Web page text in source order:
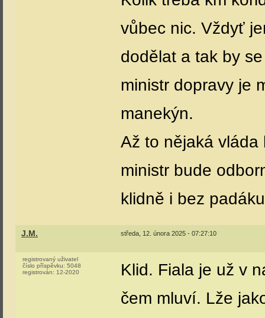
vůbec nic. Vždyť
dodělat a tak by
ministr dopravy je
manekýn.
Až to nějaká
ministr bude
klidně i bez padáku
J.M. středa, 12. února 2025 - 07:27:10
registrovaný uživatel
číslo příspěvku: 5048
registrován: 12-2020
Klid. Fiala je už v
čem mluví. Lže